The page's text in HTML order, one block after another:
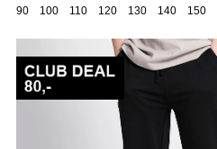
90 100 110 120 130 140 150